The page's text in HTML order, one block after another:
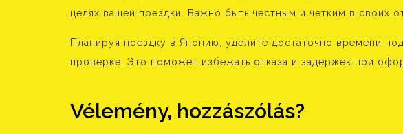
целях вашей поездки. Важно быть честным и четким в своих
Планируя поездку в Японию, уделите достаточно времени
проверке. Это поможет избежать отказа и задержек при
Vélemény, hozzászólás?